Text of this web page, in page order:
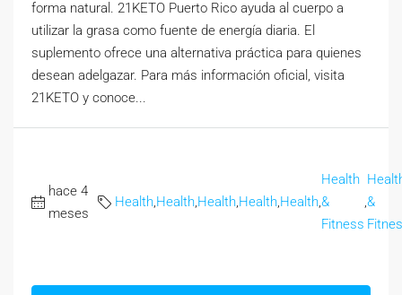
forma natural. 21KETO Puerto Rico ayuda al cuerpo a
utilizar la grasa como fuente de energía diaria. El
suplemento ofrece una alternativa práctica para quienes
desean adelgazar. Para más información oficial, visita
21KETO y conoce...
hace 4
meses
Health,Health,Health,Health,Health,
Health
&
Fitness
,&